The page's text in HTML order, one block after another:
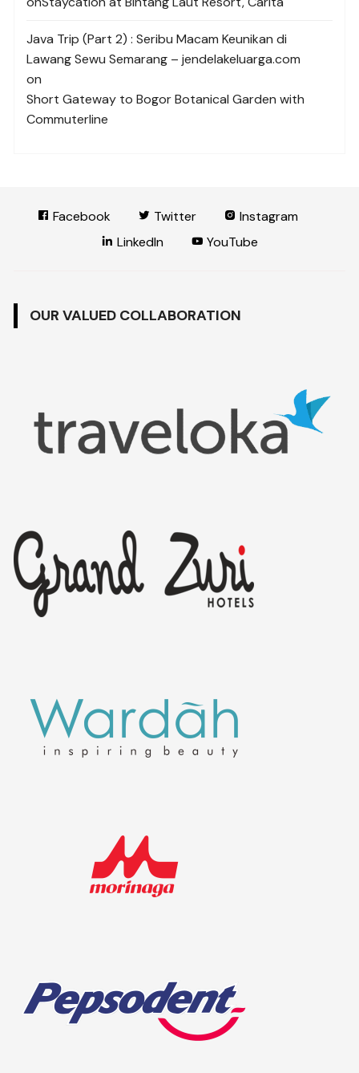
Java Trip (Part 2) : Seribu Macam Keunikan di
Lawang Sewu Semarang – jendelakeluarga.com
on
Short Gateway to Bogor Botanical Garden with
Commuterline
Facebook Twitter
Instagram
LinkedIn
YouTube
OUR VALUED COLLABORATION